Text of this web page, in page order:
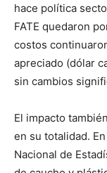
hace política
FATE quedaron
costos
apreciado (dólar
sin cambios
El impacto
en su totalidad.
Nacional de